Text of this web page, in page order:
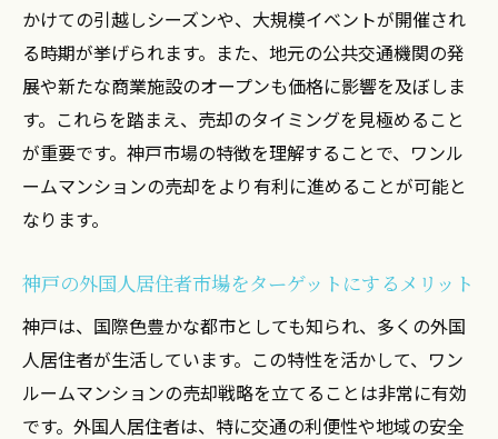
かけての引越しシーズンや、大規模イベントが開催され
る時期が挙げられます。また、地元の公共交通機関の発
展や新たな商業施設のオープンも価格に影響を及ぼしま
す。これらを踏まえ、売却のタイミングを見極めること
が重要です。神戸市場の特徴を理解することで、ワンル
ームマンションの売却をより有利に進めることが可能と
なります。
神戸の外国人居住者市場をターゲットにするメリット
神戸は、国際色豊かな都市としても知られ、多くの外国
人居住者が生活しています。この特性を活かして、ワン
ルームマンションの売却戦略を立てることは非常に有効
です。外国人居住者は、特に交通の利便性や地域の安全